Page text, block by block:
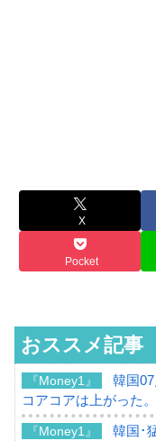
X
Pocket
おススメ記事
『Money1』
韓国
コアコアは上がった。
『Money1』
韓国･